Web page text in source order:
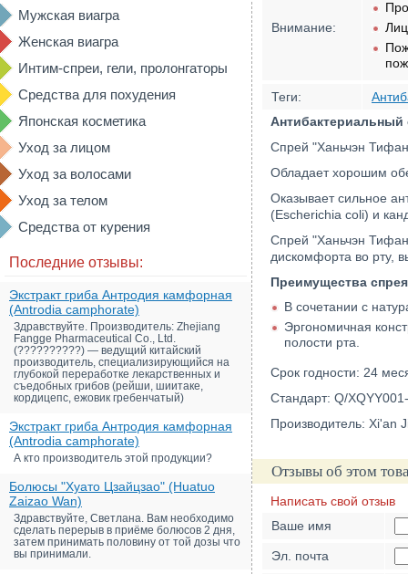
Мужская виагра
Женская виагра
Интим-спреи, гели, пролонгаторы
Средства для похудения
Японская косметика
Уход за лицом
Уход за волосами
Уход за телом
Средства от курения
Последние отзывы:
Экстракт гриба Антродия камфорная
(Antrodia camphorate)
Здравствуйте. Производитель: Zhejiang
Fangge Pharmaceutical Co., Ltd.
(??????????) — ведущий китайский
производитель, специализирующийся на
глубокой переработке лекарственных и
съедобных грибов (рейши, шиитаке,
кордицепс, ежовик гребенчатый)
Экстракт гриба Антродия камфорная
(Antrodia camphorate)
А кто производитель этой продукции?
Болюсы "Хуато Цзайцзао" (Huatuo
Zaizao Wan)
Здравствуйте, Светлана. Вам необходимо
сделать перерыв в приёме болюсов 2 дня,
затем принимать половину от той дозы что
вы принимали.
Внимание:
Теги:
Антибактериальный
Спрей "Ханьчэн
Обладает хорошим
Оказывает сильное
(Escherichia coli) и
Спрей "Ханьчэн
дискомфорта во рту,
Преимущества
В сочетании с
Эргономичная
полости рта.
Срок годности: 24
Стандарт: Q/
Производитель: Xi'an
Отзывы об этом
Написать свой отзыв
Ваше имя
Эл. почта